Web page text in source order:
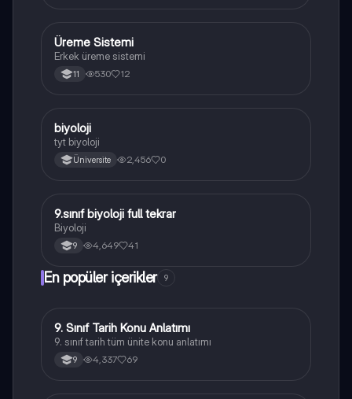
Biyoloji
Üreme Sistemi
Erkek üreme sistemi
11 530 12
BBiyoloji
biyoloji
tyt biyoloji
Üniversite 2,456 0
Biyoloji
9.sınıf biyoloji full tekrar
Biyoloji
9 4,649 41
En popüler içerikler 9
Tarih
9. Sınıf Tarih Konu Anlatımı
9. sınıf tarih tüm ünite konu anlatımı
9 4,337 69